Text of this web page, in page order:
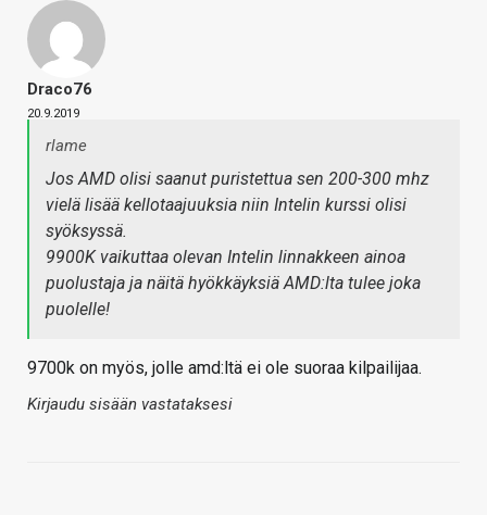
Draco76
20.9.2019
rlame
Jos AMD olisi saanut puristettua sen 200-300 mhz
vielä lisää kellotaajuuksia niin Intelin kurssi olisi
syöksyssä.
9900K vaikuttaa olevan Intelin linnakkeen ainoa
puolustaja ja näitä hyökkäyksiä AMD:lta tulee joka
puolelle!
9700k on myös, jolle amd:ltä ei ole suoraa kilpailijaa.
Kirjaudu sisään vastataksesi